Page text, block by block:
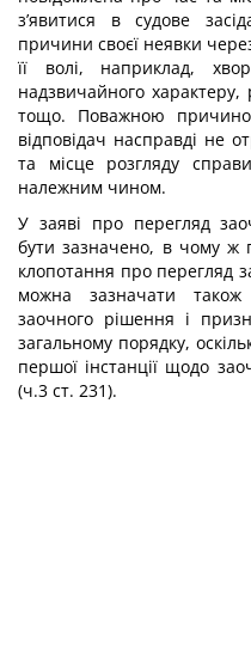
з’явитися в судове
причини своєї неявки
її волі, наприклад,
надзвичайного характеру,
тощо. Поважною
відповідач насправді не
та місце розгляду
належним чином.
У заяві про перегляд
бути зазначено, в чому ж
клопотання про перегляд
можна зазначати
заочного рішення і
загальному порядку,
першої інстанції щодо
(ч.3 ст. 231).